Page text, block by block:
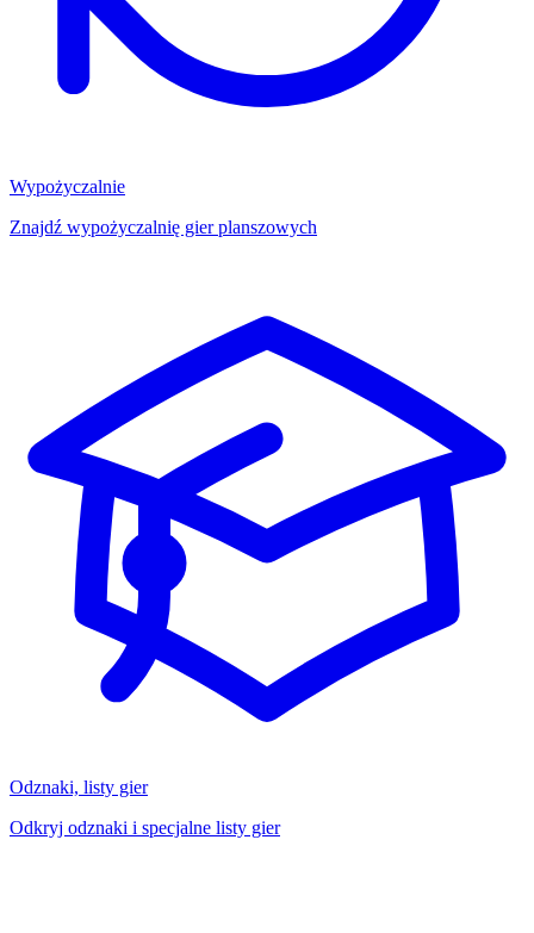
Wypożyczalnie
Znajdź wypożyczalnię gier planszowych
Odznaki, listy gier
Odkryj odznaki i specjalne listy gier